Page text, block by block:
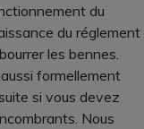
du
du réglement
les bennes.
formellement
si vous devez
Nous